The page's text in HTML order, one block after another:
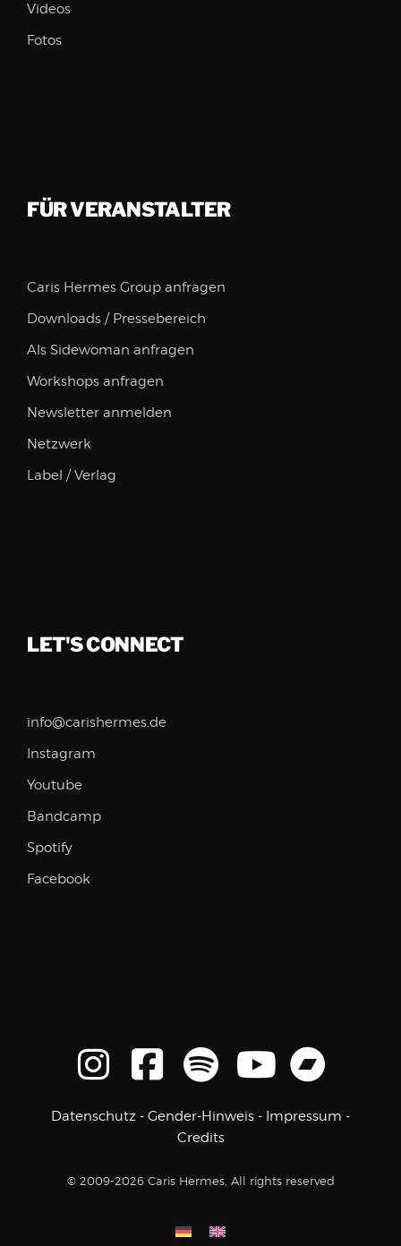
Videos
Fotos
FÜR VERANSTALTER
Caris Hermes Group anfragen
Downloads / Pressebereich
Als Sidewoman anfragen
Workshops anfragen
Newsletter anmelden
Netzwerk
Label / Verlag
LET'S CONNECT
info@carishermes.de
Instagram
Youtube
Bandcamp
Spotify
Facebook
Datenschutz - Gender-Hinweis - Impressum -
Credits
© 2009-2026 Caris Hermes, All rights reserved